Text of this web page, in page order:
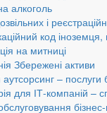
алкоголь
і
код
на митниці
Збережені активи
аутсорсинг –
для ІТ-компаній –